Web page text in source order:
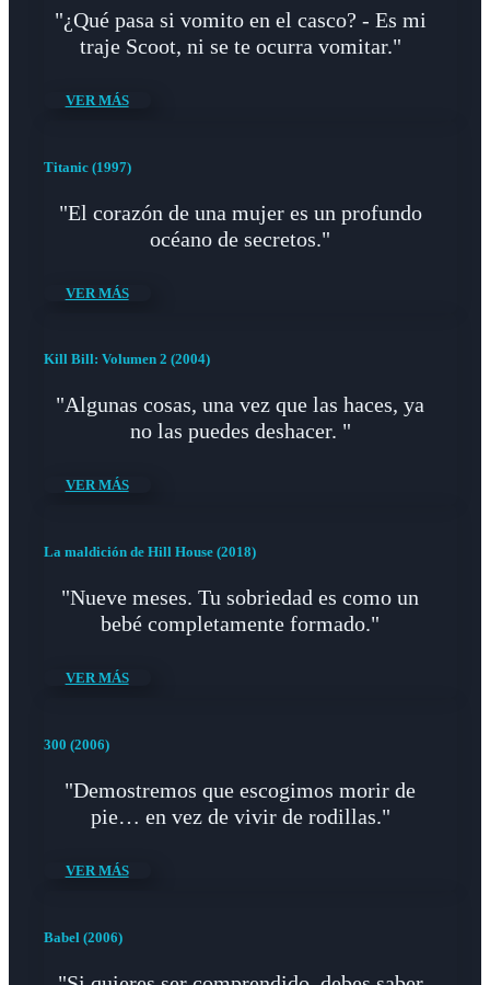
"¿Qué pasa si vomito en el casco? - Es mi
traje Scoot, ni se te ocurra vomitar."
VER MÁS
Titanic (1997)
"El corazón de una mujer es un profundo
océano de secretos."
VER MÁS
Kill Bill: Volumen 2 (2004)
"Algunas cosas, una vez que las haces, ya
no las puedes deshacer. "
VER MÁS
La maldición de Hill House (2018)
"Nueve meses. Tu sobriedad es como un
bebé completamente formado."
VER MÁS
300 (2006)
"Demostremos que escogimos morir de
pie… en vez de vivir de rodillas."
VER MÁS
Babel (2006)